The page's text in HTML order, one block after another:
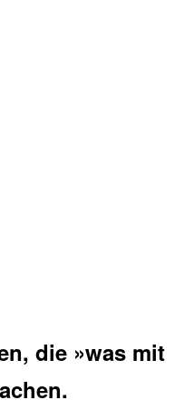
die »was mit